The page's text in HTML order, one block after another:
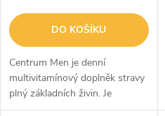
DO KOŠÍKU
Centrum Men je denní
multivitamínový doplněk stravy
plný základních živin. Je
sestaven tak, aby podporoval